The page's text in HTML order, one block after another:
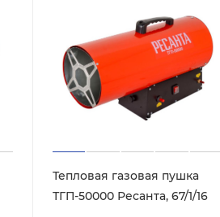
Тепловая газовая пушка
ТГП-50000 Ресанта, 67/1/16